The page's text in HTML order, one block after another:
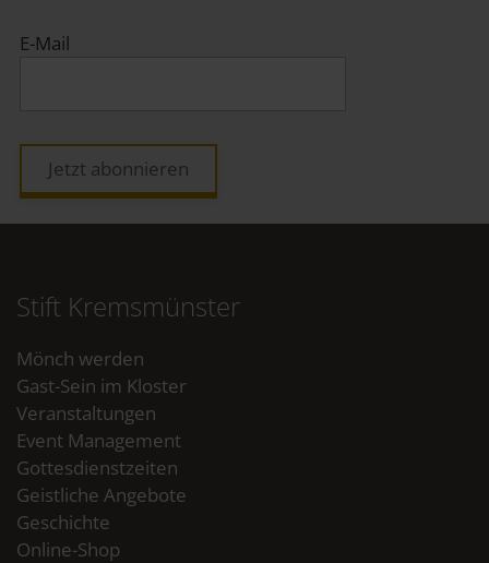
E-Mail
Jetzt abonnieren
Stift Kremsmünster
Mönch werden
Gast-Sein im Kloster
Veranstaltungen
Event Management
Gottesdienstzeiten
Geistliche Angebote
Geschichte
Online-Shop